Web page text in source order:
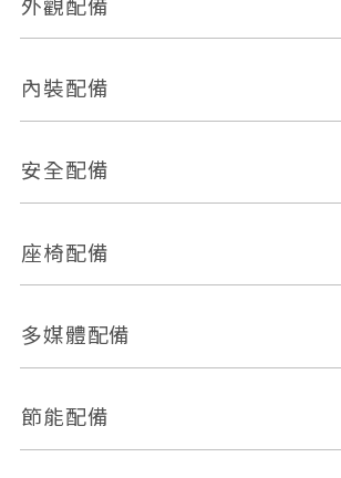
電動天窗
後視鏡方向指示燈
內裝配備
多功能方向盤
恆溫空調
安全配備
前座正面氣囊
ABS防鎖死
車道偏離警示
自動停車系統 盲
座椅配備
皮椅
多媒體配備
外部音源接入
節能配備